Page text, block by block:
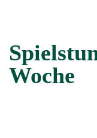
Woche